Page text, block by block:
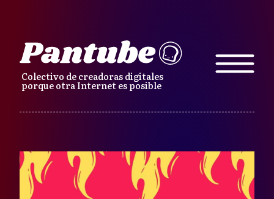
Colectivo de creadoras digitales
porque otra Internet es posible